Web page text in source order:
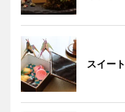
スイー